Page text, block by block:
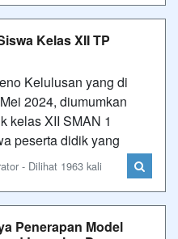
Kelas XII TP
Kelulusan yang di
2024, diumumkan
kelas XII SMAN 1
peserta didik yang
- Dilihat 1963 kali
Penerapan Model